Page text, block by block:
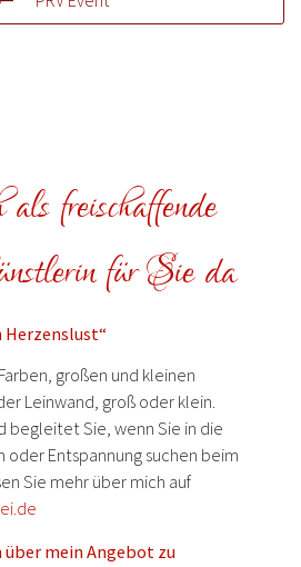
freischaffende
für Sie da
Herzenslust“
großen und kleinen
Leinwand, groß oder klein.
begleitet Sie, wenn Sie in die
Entspannung suchen beim
Sie mehr über mich auf
über mein Angebot zu